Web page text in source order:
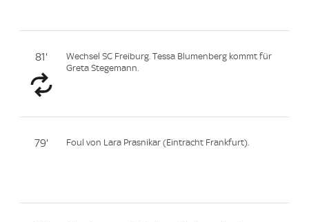
81'
Wechsel SC Freiburg. Tessa Blumenberg kommt für
Greta Stegemann.
79' Foul von Lara Prasnikar (Eintracht Frankfurt).